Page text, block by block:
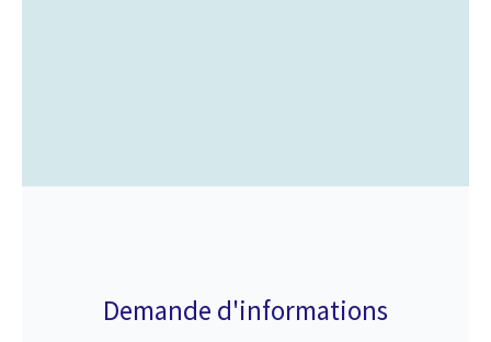
Demande d'informations